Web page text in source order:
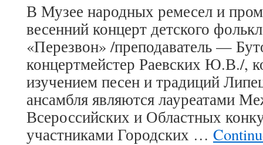
В Музее народных ремесел и
весенний концерт детского
«Перезвон» /преподаватель —
концертмейстер Раевских Ю.В./,
изучением песен и традиций
ансамбля являются лауреатами
Всероссийских и Областных
участниками Городских …